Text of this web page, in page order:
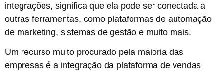
integrações, significa que ela pode ser conectada a
outras ferramentas, como plataformas de automação
de marketing, sistemas de gestão e muito mais.
Um recurso muito procurado pela maioria das
empresas é a integração da plataforma de vendas